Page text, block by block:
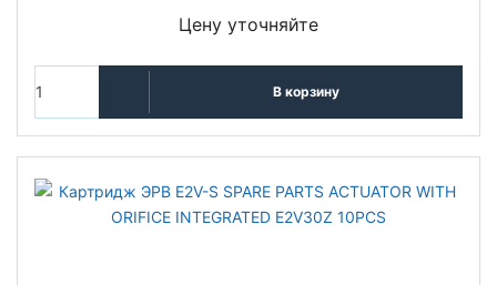
Цену уточняйте
В корзину